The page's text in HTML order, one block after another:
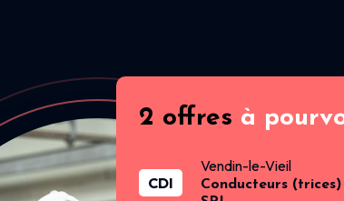
2 offres à
CDI
Vendin-le-Vieil
Conducteurs